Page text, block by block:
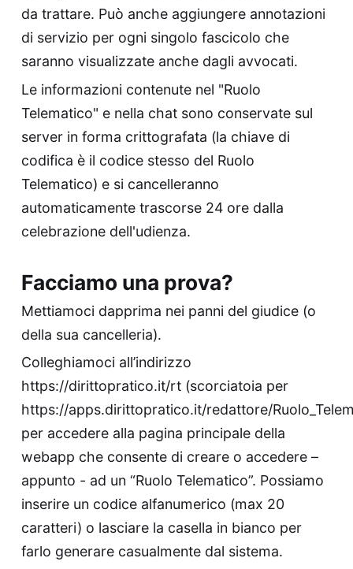
da trattare. Può anche aggiungere annotazioni
di servizio per ogni singolo fascicolo che
saranno visualizzate anche dagli avvocati.
Le informazioni contenute nel "Ruolo
Telematico" e nella chat sono conservate sul
server in forma crittografata (la chiave di
codifica è il codice stesso del Ruolo
Telematico) e si cancelleranno
automaticamente trascorse 24 ore dalla
celebrazione dell'udienza.
Facciamo una prova?
Mettiamoci dapprima nei panni del giudice (o
della sua cancelleria).
Colleghiamoci all’indirizzo
https://dirittopratico.it/rt(scorciatoia per
https://apps.dirittopratico.it/redattore/
per accedere alla pagina principale della
webapp che consente di creare o accedere –
appunto - ad un “Ruolo Telematico”. Possiamo
inserire un codice alfanumerico (max 20
caratteri) o lasciare la casella in bianco per
farlo generare casualmente dal sistema.